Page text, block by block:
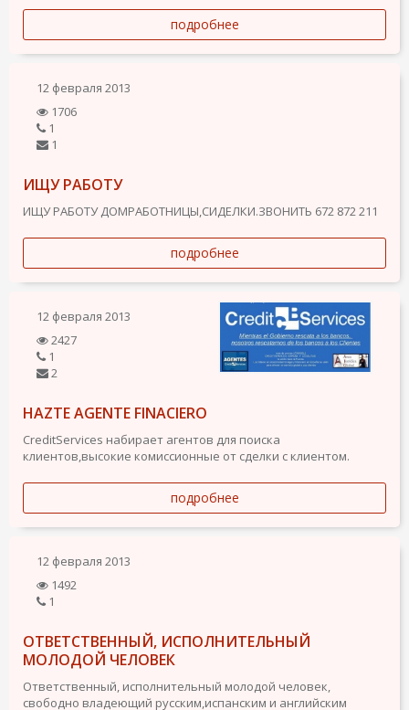
подробнее
12 февраля 2013
1706
1
1
ИЩУ РАБОТУ
ИЩУ РАБОТУ ДОМРАБОТНИЦЫ,СИДЕЛКИ.ЗВОНИТЬ 672 872 211
подробнее
12 февраля 2013
2427
1
2
HAZTE AGENTE FINACIERO
CreditServices набирает агентов для поиска
клиентов,высокие комиссионные от сделки с клиентом.
подробнее
12 февраля 2013
1492
1
ОТВЕТСТВЕННЫЙ, ИСПОЛНИТЕЛЬНЫЙ
МОЛОДОЙ ЧЕЛОВЕК
Ответственный, исполнительный молодой человек,
свободно владеющий русским,испанским и английским